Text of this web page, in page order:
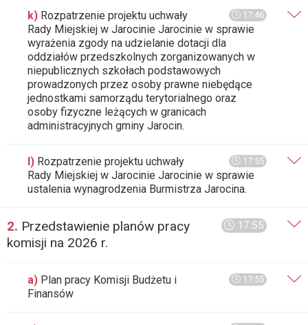
17:46
k) Rozpatrzenie projektu uchwały
Rady Miejskiej w Jarocinie Jarocinie w sprawie
wyrażenia zgody na udzielanie dotacji dla
oddziałów przedszkolnych zorganizowanych w
niepublicznych szkołach podstawowych
prowadzonych przez osoby prawne niebędące
jednostkami samorządu terytorialnego oraz
osoby fizyczne leżących w granicach
administracyjnych gminy Jarocin.
17:55
l) Rozpatrzenie projektu uchwały
Rady Miejskiej w Jarocinie Jarocinie w sprawie
ustalenia wynagrodzenia Burmistrza Jarocina.
17:55
2. Przedstawienie planów pracy
komisji na 2026 r.
17:55
a) Plan pracy Komisji Budżetu i
Finansów